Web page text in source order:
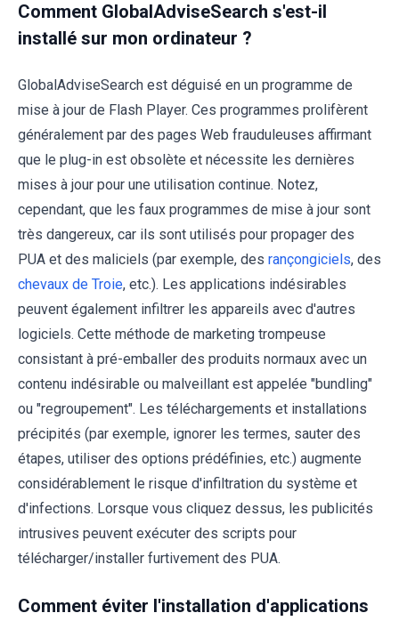
Comment GlobalAdviseSearch s'est-il
installé sur mon ordinateur ?
GlobalAdviseSearch est déguisé en un programme de
mise à jour de Flash Player. Ces programmes prolifèrent
généralement par des pages Web frauduleuses affirmant
que le plug-in est obsolète et nécessite les dernières
mises à jour pour une utilisation continue. Notez,
cependant, que les faux programmes de mise à jour sont
très dangereux, car ils sont utilisés pour propager des
PUA et des maliciels (par exemple, des rançongiciels, des
chevaux de Troie, etc.). Les applications indésirables
peuvent également infiltrer les appareils avec d'autres
logiciels. Cette méthode de marketing trompeuse
consistant à pré-emballer des produits normaux avec un
contenu indésirable ou malveillant est appelée "bundling"
ou "regroupement". Les téléchargements et installations
précipités (par exemple, ignorer les termes, sauter des
étapes, utiliser des options prédéfinies, etc.) augmente
considérablement le risque d'infiltration du système et
d'infections. Lorsque vous cliquez dessus, les publicités
intrusives peuvent exécuter des scripts pour
télécharger/installer furtivement des PUA.
Comment éviter l'installation d'applications